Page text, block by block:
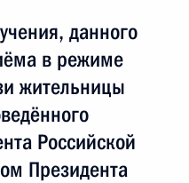
данного
в режиме
жительницы
Российской
Президента